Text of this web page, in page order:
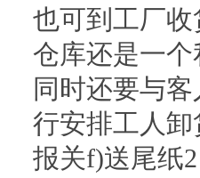
也可到工厂收
仓库还是一
同时还要与
行安排工人卸
报关f)送尾纸